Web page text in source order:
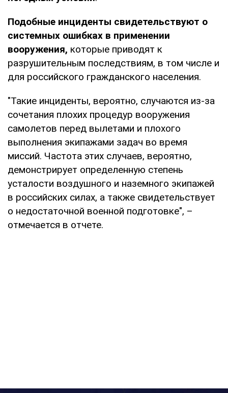
Подобные инциденты свидетельствуют о
системных ошибках в применении
вооружения, которые приводят к
разрушительным последствиям, в том числе и
для российского гражданского населения.
"Такие инциденты, вероятно, случаются из-за
сочетания плохих процедур вооружения
самолетов перед вылетами и плохого
выполнения экипажами задач во время
миссий. Частота этих случаев, вероятно,
демонстрирует определенную степень
усталости воздушного и наземного экипажей
в российских силах, а также свидетельствует
о недостаточной военной подготовке", –
отмечается в отчете.